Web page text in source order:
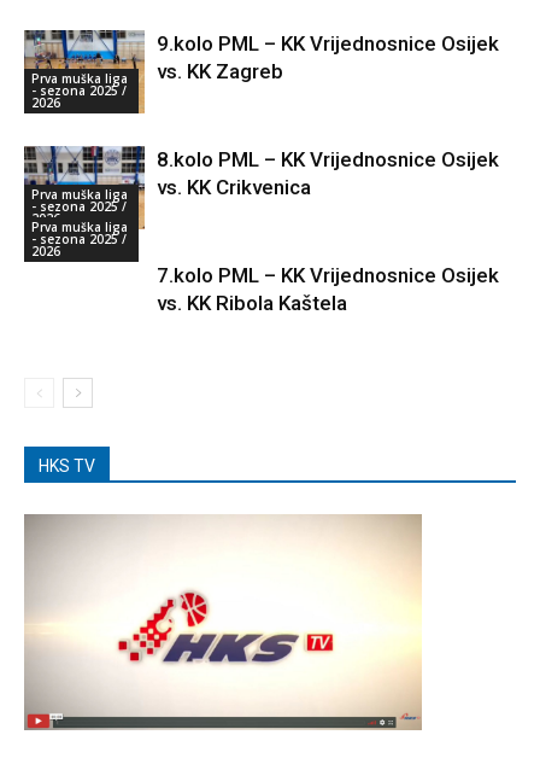
Prva muška liga
- sezona 2025 /
2026
9.kolo PML – KK Vrijednosnice Osijek
vs. KK Zagreb
Prva muška liga
- sezona 2025 /
2026
8.kolo PML – KK Vrijednosnice Osijek
vs. KK Crikvenica
Prva muška liga
- sezona 2025 /
2026
7.kolo PML – KK Vrijednosnice Osijek
vs. KK Ribola Kaštela
HKS TV